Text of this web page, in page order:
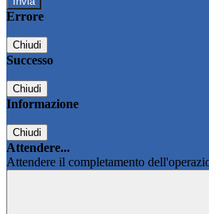
Errore
Chiudi
Successo
Chiudi
Informazione
Chiudi
Attendere...
Attendere il completamento